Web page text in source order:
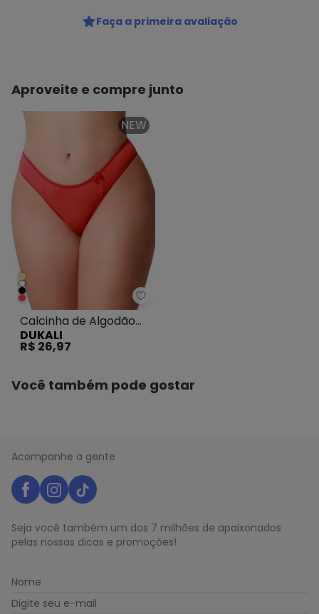
Colecao : BÁSICOFaça a primeira avaliação
Aproveite e compre junto
NEW
Dukali - Calcinha de Algodão
Calcinha de Algodão
Básica Tanga
Vermelho
DUKALI
R$ 26,97
Você também pode gostar
Acompanhe a gente
Seja você também um dos 7 milhões de apaixonados
pelas nossas dicas e promoções!
Nome
Digite seu e-mail